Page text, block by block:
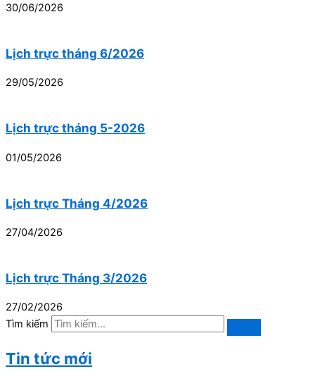
30/06/2026
Lịch trực tháng 6/2026
29/05/2026
Lịch trực tháng 5-2026
01/05/2026
Lịch trực Tháng 4/2026
27/04/2026
Lịch trực Tháng 3/2026
27/02/2026
Tìm kiếm
Tin tức mới